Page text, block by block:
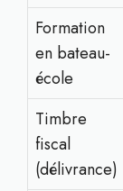
Formation
en bateau-
école
Timbre
fiscal
(délivrance)